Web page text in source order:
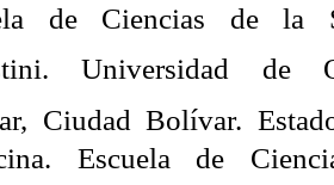
de Ciencias de la
Universidad de
Ciudad Bolívar.
Escuela de